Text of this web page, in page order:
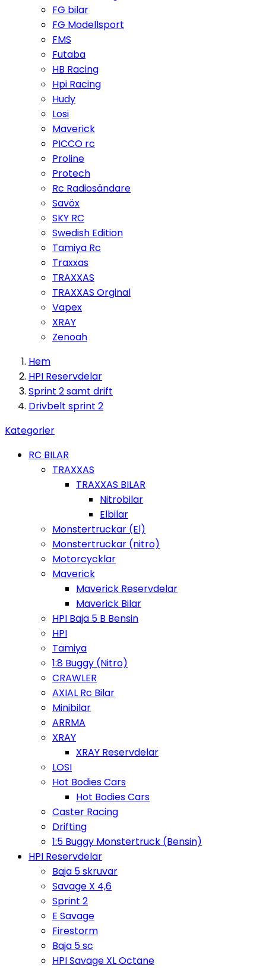
FG bilar
FG Modellsport
FMS
Futaba
HB Racing
Hpi Racing
Hudy
Losi
Maverick
PICCO rc
Proline
Protech
Rc Radiosändare
Savöx
SKY RC
Swedish Edition
Tamiya Rc
Traxxas
TRAXXAS
TRAXXAS Orginal
Vapex
XRAY
Zenoah
Hem
HPI Reservdelar
Sprint 2 samt drift
Drivbelt sprint 2
Kategorier
RC BILAR
TRAXXAS
TRAXXAS BILAR
Nitrobilar
Elbilar
Monstertruckar (El)
Monstertruckar (nitro)
Motorcycklar
Maverick
Maverick Reservdelar
Maverick Bilar
HPI Baja 5 B Bensin
HPI
Tamiya
1:8 Buggy (Nitro)
CRAWLER
AXIAL Rc Bilar
Minibilar
ARRMA
XRAY
XRAY Reservdelar
LOSI
Hot Bodies Cars
Hot Bodies Cars
Caster Racing
Drifting
1:5 Buggy Monstertruck (Bensin)
HPI Reservdelar
Baja 5 skruvar
Savage X 4,6
Sprint 2
E Savage
Firestorm
Baja 5 sc
HPI Savage XL Octane